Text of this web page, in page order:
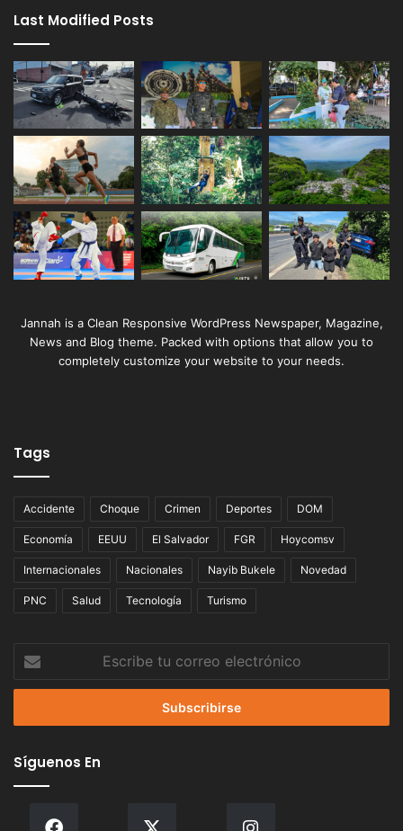
Last Modified Posts
Jannah is a Clean Responsive WordPress Newspaper, Magazine,
News and Blog theme. Packed with options that allow you to
completely customize your website to your needs.
Tags
Accidente Choque Crimen Deportes DOM
Economía EEUU El Salvador FGR Hoycomsv
Internacionales Nacionales Nayib Bukele Novedad
PNC Salud Tecnología Turismo
correo
Síguenos En